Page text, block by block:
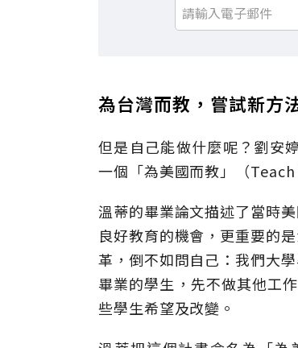
為台灣而教，嘗試新方
但是自己能做什麼呢？劉安
一個「為美國而教」（
溫蒂的畢業論文描述了當時
良好教育的機會，更重要的
革，倒不如問自己：我們大
畢業的學生，先不做其他工
些學生希望及改變。